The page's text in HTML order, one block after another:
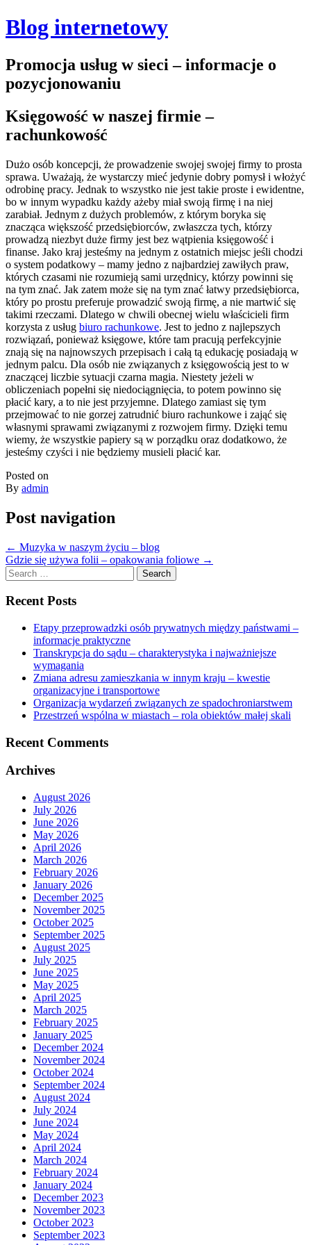
Blog internetowy
Promocja usług w sieci – informacje o
pozycjonowaniu
Księgowość w naszej firmie –
rachunkowość
Dużo osób koncepcji, że prowadzenie swojej swojej firmy to prosta
sprawa. Uważają, że wystarczy mieć jedynie dobry pomysł i włożyć
odrobinę pracy. Jednak to wszystko nie jest takie proste i ewidentne,
bo w innym wypadku każdy ażeby miał swoją firmę i na niej
zarabiał. Jednym z dużych problemów, z którym boryka się
znacząca większość przedsiębiorców, zwłaszcza tych, którzy
prowadzą niezbyt duże firmy jest bez wątpienia księgowość i
finanse. Jako kraj jesteśmy na jednym z ostatnich miejsc jeśli chodzi
o system podatkowy – mamy jedno z najbardziej zawiłych praw,
których czasami nie rozumieją sami urzędnicy, którzy powinni się
na tym znać. Jak zatem może się na tym znać łatwy przedsiębiorca,
który po prostu preferuje prowadzić swoją firmę, a nie martwić się
takimi rzeczami. Dlatego w chwili obecnej wielu właścicieli firm
korzysta z usług biuro rachunkowe. Jest to jedno z najlepszych
rozwiązań, ponieważ księgowe, które tam pracują perfekcyjnie
znają się na najnowszych przepisach i całą tą edukację posiadają w
jednym palcu. Dla osób nie związanych z księgowością jest to w
znaczącej liczbie sytuacji czarna magia. Niestety jeżeli w
obliczeniach popełni się niedociągnięcia, to potem powinno się
płacić kary, a to nie jest przyjemne. Dlatego zamiast się tym
przejmować to nie gorzej zatrudnić biuro rachunkowe i zająć się
własnymi sprawami związanymi z rozwojem firmy. Dzięki temu
wiemy, że wszystkie papiery są w porządku oraz dodatkowo, że
jesteśmy czyści i nie będziemy musieli płacić kar.
Posted on
By admin
Post navigation
← Muzyka w naszym życiu – blog
Gdzie się używa folii – opakowania foliowe →
Search
for:
Recent Posts
Etapy przeprowadzki osób prywatnych między państwami –
informacje praktyczne
Transkrypcja do sądu – charakterystyka i najważniejsze
wymagania
Zmiana adresu zamieszkania w innym kraju – kwestie
organizacyjne i transportowe
Organizacja wydarzeń związanych ze spadochroniarstwem
Przestrzeń wspólna w miastach – rola obiektów małej skali
Recent Comments
Archives
August 2026
July 2026
June 2026
May 2026
April 2026
March 2026
February 2026
January 2026
December 2025
November 2025
October 2025
September 2025
August 2025
July 2025
June 2025
May 2025
April 2025
March 2025
February 2025
January 2025
December 2024
November 2024
October 2024
September 2024
August 2024
July 2024
June 2024
May 2024
April 2024
March 2024
February 2024
January 2024
December 2023
November 2023
October 2023
September 2023